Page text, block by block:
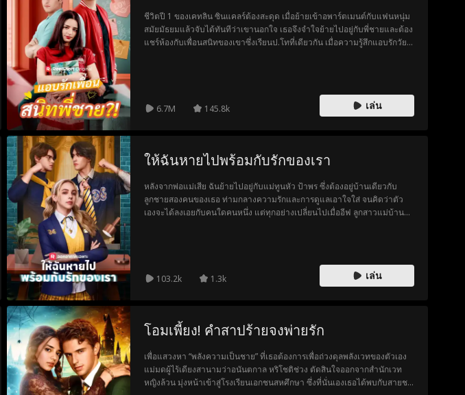
ชีวิตปี 1 ของเคทลิน ซินแคลร์ต้องสะดุด เมื่อย้ายเข้าอพาร์ตเมนต์กับแฟนหนุ่ม
สมัยมัธยมแล้วจับได้ทันทีว่าเขานอกใจ เธอจึงจำใจย้ายไปอยู่กับพี่ชายและต้อง
แชร์ห้องกับเพื่อนสนิทของเขาซึ่งเรียนป.โทที่เดียวกัน เมื่อความรู้สึกแอบรักวัย
6.7M 145.8k เล่น
ให้ฉันหายไปพร้อมกับรักของเรา
หลังจากพ่อแม่เสีย ฉันย้ายไปอยู่กับแม่ทูนหัว ป้าพร ซึ่งต้องอยู่บ้านเดียวกับ
ลูกชายสองคนของเธอ ท่ามกลางความรักและการดูแลเอาใจใส่ จนคิดว่าตัว
เองจะได้ลงเอยกับคนใดคนหนึ่ง แต่ทุกอย่างเปลี่ยนไปเมื่ออีฟ ลูกสาวแม่บ้าน
103.2k 1.3k เล่น
โอมเพี้ยง! คำสาปร้ายจงพ่ายรัก
เพื่อแสวงหา “พลังความเป็นชาย” ที่เธอต้องการเพื่อถ่วงดุลพลังเวทของตัวเอง
แม่มดผู้ไร้เดียงสานามว่าอนันตกาล หริโชติช่วง ตัดสินใจออกจากสำนักเวท
หญิงล้วน มุ่งหน้าเข้าสู่โรงเรียนเอกชนสหศึกษา ซึ่งที่นั่นเองเธอได้พบกับสายชล